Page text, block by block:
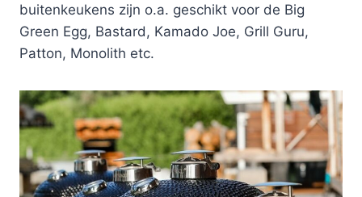
buitenkeukens zijn o.a. geschikt voor de Big
Green Egg, Bastard, Kamado Joe, Grill Guru,
Patton, Monolith etc.